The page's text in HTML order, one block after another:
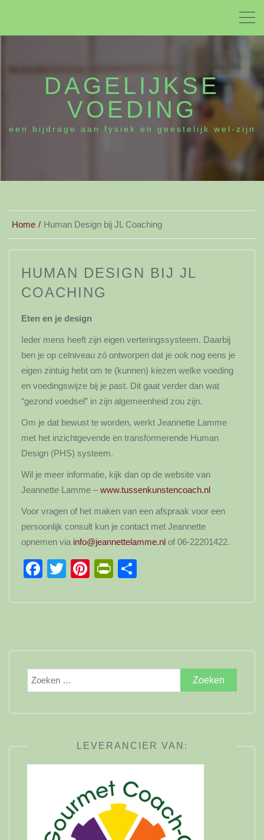
DAGELIJKSE
VOEDING
een bijdrage aan fysiek en geestelijk wel-zijn
Home Human Design bij JL Coaching
HUMAN DESIGN BIJ JL
COACHING
Eten en je design
Ieder mens heeft zijn eigen verteringssysteem. Daarbij
ben je op celniveau zó ontworpen dat je ook nog eens je
eigen zintuig hebt om te (kunnen) kiezen welke voeding
en voedingswijze bij je past. Dit gaat verder dan wat
“gezond voedsel” in zijn algemeenheid zou zijn.
Om je dat bewust te worden, werkt Jeannette Lamme
met het inzichtgevende en transformerende Human
Design (PHS) systeem.
Wil je meer informatie, kijk dan op de website van
Jeannette Lamme –www.tussenkunstencoach.nl
Voor vragen of het maken van een afspraak voor een
persoonlijk consult kun je contact met Jeannette
opnemen via info@jeannettelamme.nl of 06-22201422.
Facebook
TwitterPinterest
PrintFriendly
Zoeken
naar:
LEVERANCIER VAN: